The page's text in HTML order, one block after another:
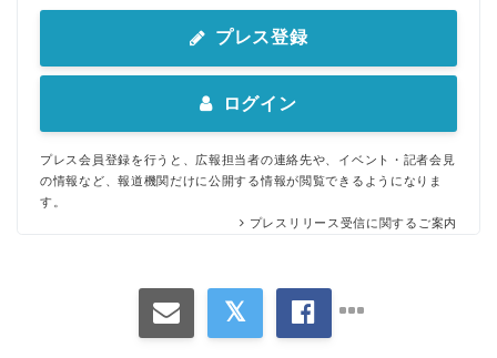
プレス登録
ログイン
プレス会員登録を行うと、広報担当者の連絡先や、イベント・記者会見
の情報など、報道機関だけに公開する情報が閲覧できるようになりま
す。
プレスリリース受信に関するご案内